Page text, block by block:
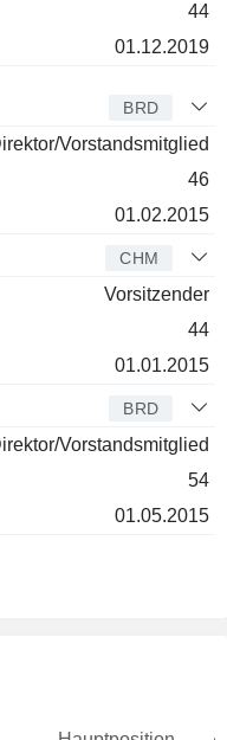
44
01.12.2019
BRD
Vorstandsmitglied
46
01.02.2015
CHM
Vorsitzender
44
01.01.2015
BRD
Vorstandsmitglied
54
01.05.2015